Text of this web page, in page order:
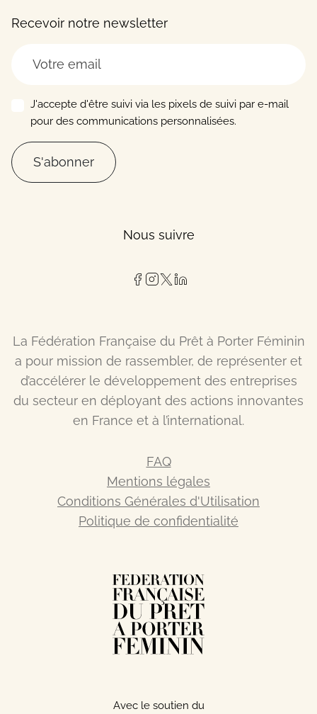
Recevoir notre newsletter
J'accepte d'être suivi via les pixels de suivi par e-mail
pour des communications personnalisées.
S'abonner
Nous suivre
La Fédération Française du Prêt à Porter Féminin
a pour mission de rassembler, de représenter et
d’accélérer le développement des entreprises
du secteur en déployant des actions innovantes
en France et à l’international.
FAQ
Mentions légales
Conditions Générales d'Utilisation
Politique de confidentialité
Avec le soutien du